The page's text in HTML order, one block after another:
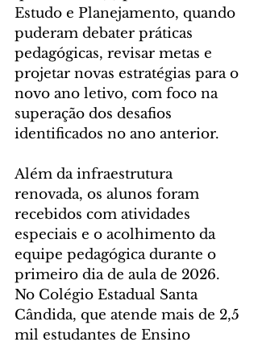
Estudo e Planejamento, quando
puderam debater práticas
pedagógicas, revisar metas e
projetar novas estratégias para o
novo ano letivo, com foco na
superação dos desafios
identificados no ano anterior.
Além da infraestrutura
renovada, os alunos foram
recebidos com atividades
especiais e o acolhimento da
equipe pedagógica durante o
primeiro dia de aula de 2026.
No Colégio Estadual Santa
Cândida, que atende mais de 2,5
mil estudantes de Ensino